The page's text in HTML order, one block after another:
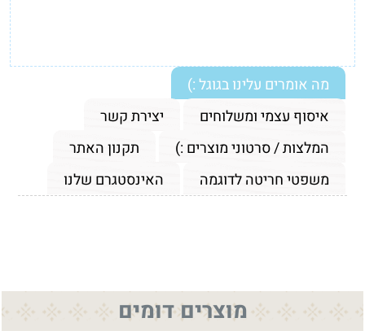
מה אומרים עלינו בגוגל :)
איסוף עצמי ומשלוחים
יצירת קשר
המלצות / סרטוני מוצרים :)
תקנון האתר
משפטי חריטה לדוגמה
האינסטגרם שלנו
מוצרים דומים